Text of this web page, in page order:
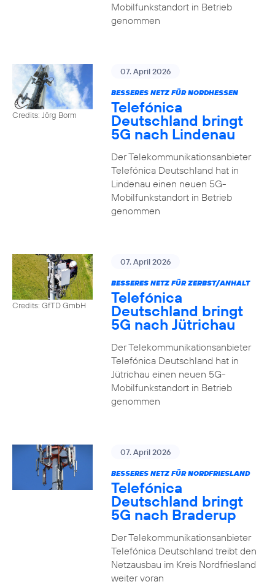
Mobilfunkstandort in Betrieb
genommen
Credits: Jörg Borm
07. April 2026
BESSERES NETZ FÜR NORDHESSEN
Telefónica
Deutschland bringt
5G nach Lindenau
Der Telekommunikationsanbieter
Telefónica Deutschland hat in
Lindenau einen neuen 5G-
Mobilfunkstandort in Betrieb
genommen
Credits: GfTD GmbH
07. April 2026
BESSERES NETZ FÜR ZERBST/ANHALT
Telefónica
Deutschland bringt
5G nach Jütrichau
Der Telekommunikationsanbieter
Telefónica Deutschland hat in
Jütrichau einen neuen 5G-
Mobilfunkstandort in Betrieb
genommen
07. April 2026
BESSERES NETZ FÜR NORDFRIESLAND
Telefónica
Deutschland bringt
5G nach Braderup
Der Telekommunikationsanbieter
Telefónica Deutschland treibt den
Netzausbau im Kreis Nordfriesland
weiter voran